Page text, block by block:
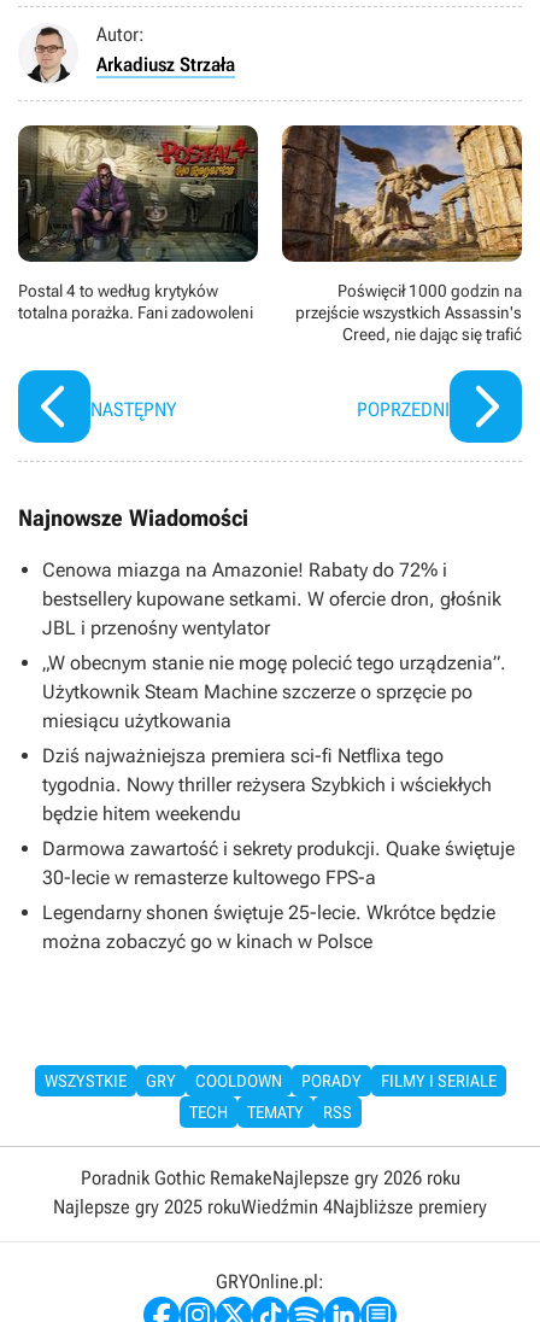
Autor:
Arkadiusz Strzała
Postal 4 to według krytyków
totalna porażka. Fani zadowoleni
NASTĘPNY
Poświęcił 1000 godzin na
przejście wszystkich Assassin's
Creed, nie dając się trafić
POPRZEDNI
Najnowsze Wiadomości
Cenowa miazga na Amazonie! Rabaty do 72% i
bestsellery kupowane setkami. W ofercie dron, głośnik
JBL i przenośny wentylator
„W obecnym stanie nie mogę polecić tego urządzenia”.
Użytkownik Steam Machine szczerze o sprzęcie po
miesiącu użytkowania
Dziś najważniejsza premiera sci-fi Netflixa tego
tygodnia. Nowy thriller reżysera Szybkich i wściekłych
będzie hitem weekendu
Darmowa zawartość i sekrety produkcji. Quake świętuje
30-lecie w remasterze kultowego FPS-a
Legendarny shonen świętuje 25-lecie. Wkrótce będzie
można zobaczyć go w kinach w Polsce
WSZYSTKIE GRY COOLDOWN PORADY
FILMY I SERIALE
TECH
TEMATY RSS
Poradnik Gothic RemakeNajlepsze gry 2026 roku
Najlepsze gry 2025 rokuWiedźmin 4Najbliższe premiery
GRYOnline.pl: